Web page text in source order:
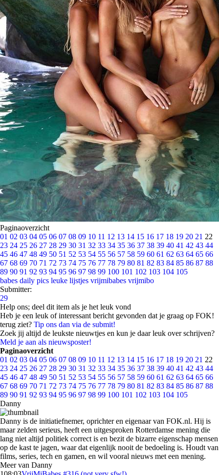
Paginaoverzicht
01 02 03 04 05 06 07 08 09 10 11 12 13 14 15 16 17 18 19 20 21 22
23 24 25 26 27 28 29 30 31 32 33 34 35 36 37 38 39 40 41 42 43 44
45 46 47 48 49 50 51 52 53 54 55 56 57 58 59 60 61 62 63 64 65 66
67 68 69 70 71 72 73 74 75 76 77 78 79 80 81 82 83 84 85 86 87 88
89 90 91 92 93 94 95 96 97 98 99 100 101 102 103 104 105
babes daily pics leuke lijstjes vrijmibabes vrijmibo
Submitter:
29
Help ons; deel dit item als je het leuk vond
Heb je een leuk of interessant bericht gevonden dat je graag op FOK!
terug ziet? Tip ons dan via de submit!
Zoek jij altijd de leukste nieuwtjes en kun je daar leuk over schrijven?
Meld je aan als nieuwsposter!
Paginaoverzicht
01 02 03 04 05 06 07 08 09 10 11 12 13 14 15 16 17 18 19 20 21 22
23 24 25 26 27 28 29 30 31 32 33 34 35 36 37 38 39 40 41 42 43 44
45 46 47 48 49 50 51 52 53 54 55 56 57 58 59 60 61 62 63 64 65 66
67 68 69 70 71 72 73 74 75 76 77 78 79 80 81 82 83 84 85 86 87 88
89 90 91 92 93 94 95 96 97 98 99 100 101 102 103 104 105
Danny
Danny is de initiatiefnemer, oprichter en eigenaar van FOK.nl. Hij is
maar zelden serieus, heeft een uitgesproken Rotterdamse mening die
lang niet altijd politiek correct is en bezit de bizarre eigenschap mensen
op de kast te jagen, waar dat eigenlijk nooit de bedoeling is. Houdt van
films, series, tech en gamen, en wil vooral nieuws met een mening.
Meer van Danny